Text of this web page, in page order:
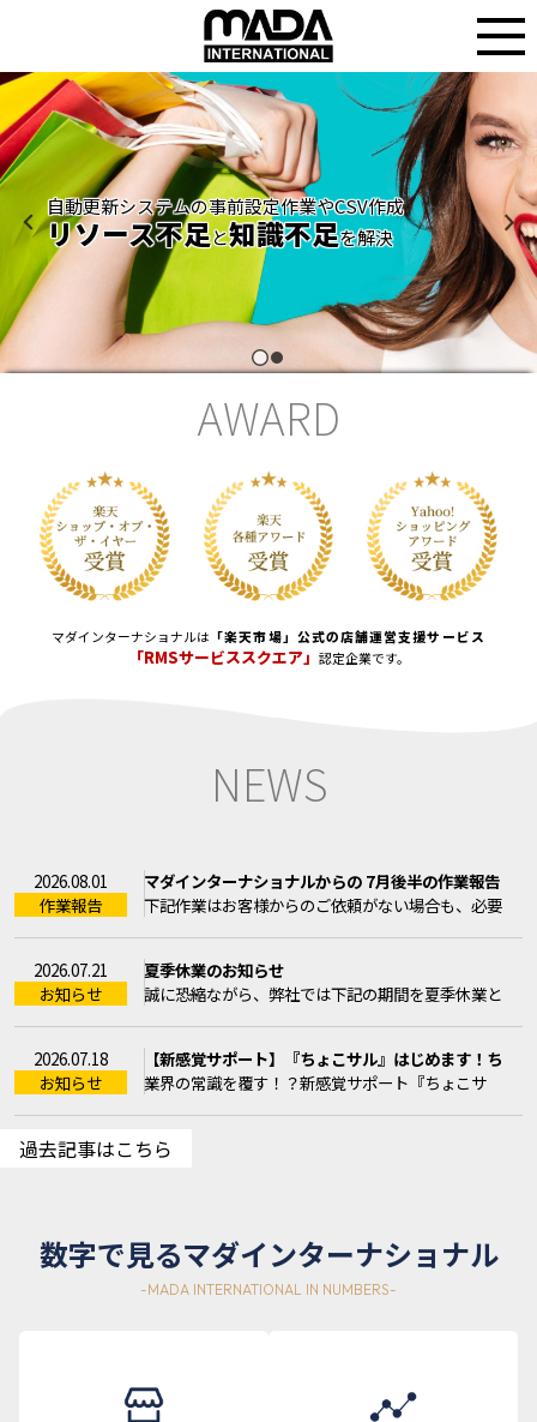
AWARD
マダインターナショナルは 「楽天市場」公式の店舗運営支援サービス
「RMSサービススクエア」 認定企業です。
NEWS
2026.08.01
作業報告
マダインターナショナルからの 7月後半の作業報告
下記作業はお客様からのご依頼がない場合も、必要
なものは弊社で更新作業を ...
2026.07.21
お知らせ
夏季休業のお知らせ
誠に恐縮ながら、弊社では下記の期間を夏季休業と
させていただきます。20 ...
2026.07.18
お知らせ
【新感覚サポート】『ちょこサル』はじめます！ち
ょこっとコンサルですが中身は真剣です！！
業界の常識を覆す！？新感覚サポート『ちょこサ
ル』3つの圧倒的強み 『ち ...
過去記事はこちら
数字で見るマダインターナショナル